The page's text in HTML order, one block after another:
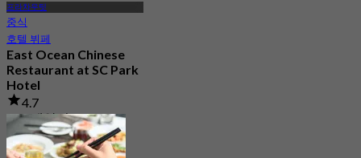
프라차우팃
중식
호텔 뷔페
East Ocean Chinese
Restaurant at SC Park
Hotel
4.7
328 예약됨
에서฿ 1,350